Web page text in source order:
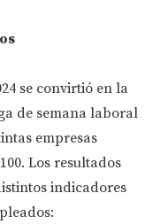
se convirtió en la
de semana laboral
empresas
Los resultados
indicadores